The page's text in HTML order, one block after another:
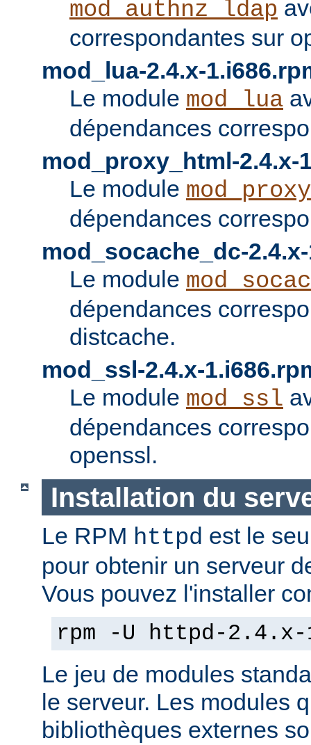
mod_authnz_ldap
correspondantes sur
mod_lua-2.4.x-
Le module mod_lua
dépendances
mod_proxy_html-2.4.x-
Le module
dépendances
mod_socache_dc-
Le module
dépendances
distcache.
mod_ssl-2.4.x-
Le module mod_ssl
dépendances
openssl.
Installation du
Le RPM httpd est le
pour obtenir un serveur
Vous pouvez l'installer
rpm -U httpd-2.4.x-
Le jeu de modules
le serveur. Les modules
bibliothèques externes